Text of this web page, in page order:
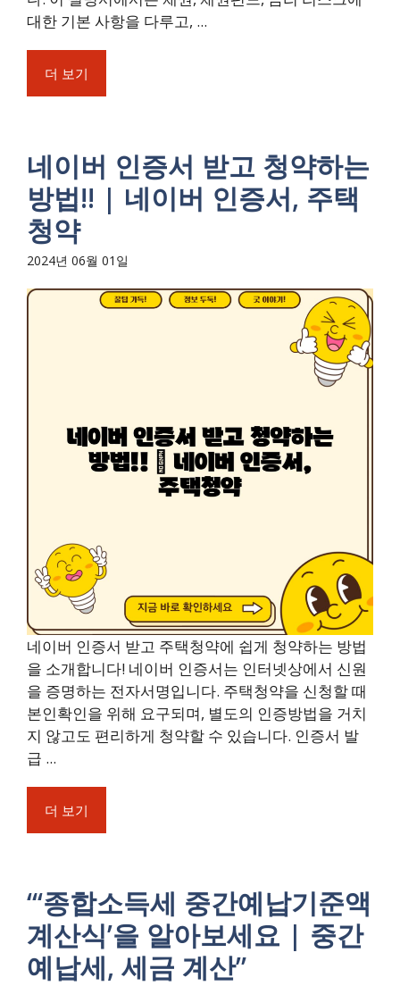
대한 기본 사항을 다루고, ...
더 보기
네이버 인증서 받고 청약하는
방법!! | 네이버 인증서, 주택
청약
2024년 06월 01일
네이버 인증서 받고 주택청약에 쉽게 청약하는 방법
을 소개합니다! 네이버 인증서는 인터넷상에서 신원
을 증명하는 전자서명입니다. 주택청약을 신청할 때
본인확인을 위해 요구되며, 별도의 인증방법을 거치
지 않고도 편리하게 청약할 수 있습니다. 인증서 발
급 ...
더 보기
“‘종합소득세 중간예납기준액
계산식’을 알아보세요 | 중간
예납세, 세금 계산”